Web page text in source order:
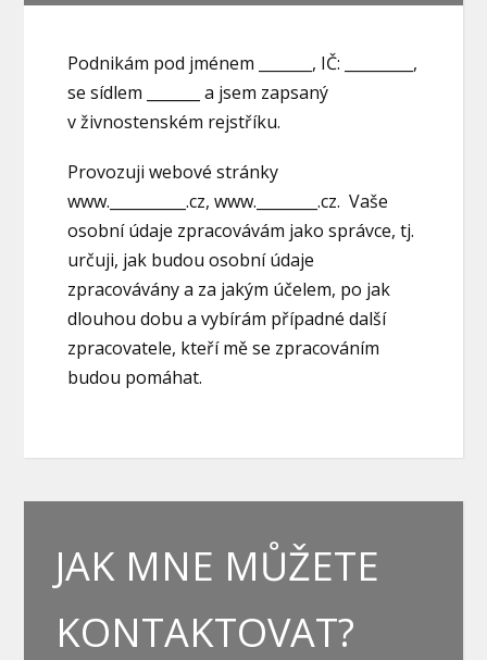
Podnikám pod jménem
, IČ: _________,
se sídlem _______ a jsem zapsaný
v živnostenském rejstříku.
Provozuji webové stránky
www.__________.cz, www.________.cz. Vaše
osobní údaje zpracovávám jako správce, tj.
určuji, jak budou osobní údaje
zpracovávány a za jakým účelem, po jak
dlouhou dobu a vybírám případné další
zpracovatele, kteří mě se zpracováním
budou pomáhat.
JAK MNE MŮŽETE
KONTAKTOVAT?